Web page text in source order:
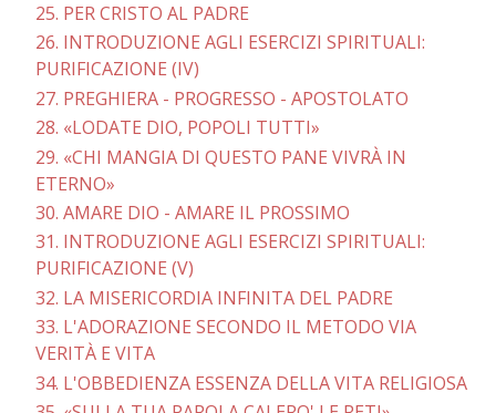
25. PER CRISTO AL PADRE
26. INTRODUZIONE AGLI ESERCIZI SPIRITUALI:
PURIFICAZIONE (IV)
27. PREGHIERA - PROGRESSO - APOSTOLATO
28. «LODATE DIO, POPOLI TUTTI»
29. «CHI MANGIA DI QUESTO PANE VIVRÀ IN
ETERNO»
30. AMARE DIO - AMARE IL PROSSIMO
31. INTRODUZIONE AGLI ESERCIZI SPIRITUALI:
PURIFICAZIONE (V)
32. LA MISERICORDIA INFINITA DEL PADRE
33. L'ADORAZIONE SECONDO IL METODO VIA
VERITÀ E VITA
34. L'OBBEDIENZA ESSENZA DELLA VITA RELIGIOSA